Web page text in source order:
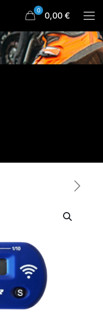
0 0,00 €